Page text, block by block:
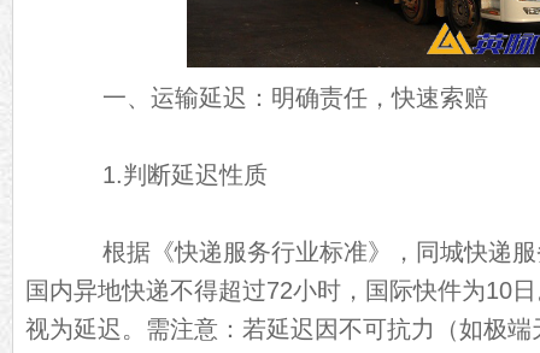
一、运输延迟：明确责任，快速索赔
1.判断延迟性质
根据《快递服务行业标准》，同城快递服
国内异地快递不得超过72小时，国际快件为10
视为延迟。需注意：若延迟因不可抗力（如极